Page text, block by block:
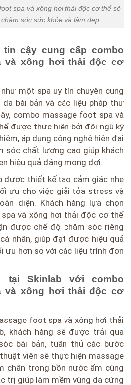
spa và xông hơi thải độc cơ thể sẽ
sóc sức khỏe và làm đẹp
cậy cung cấp combo
và xông hơi thải độc cơ
một spa uy tín chuyên cung
bài bản và các liệu pháp thư
combo massage foot spa và
được thực hiện bởi đội ngũ kỹ
áp dụng công nghệ hiện đại
sóc chất lượng cao giúp khách
hiệu quả đáng mong đợi.
được thiết kế tạo cảm giác nhẹ
ưu cho việc giải tỏa stress và
diện. Khách hàng lựa chọn
và xông hơi thải độc cơ thể
được chế độ chăm sóc riêng
nhân, giúp đạt được hiệu quả
ưu hơn so với các liệu trình đơn
tại Skinlab với combo
và xông hơi thải độc cơ
foot spa và xông hơi thải
khách hàng sẽ được trải qua
bài bản, tuân thủ các bước
viên sẽ thực hiện massage
chân trong bồn nước ấm cùng
trị giúp làm mềm vùng da cứng